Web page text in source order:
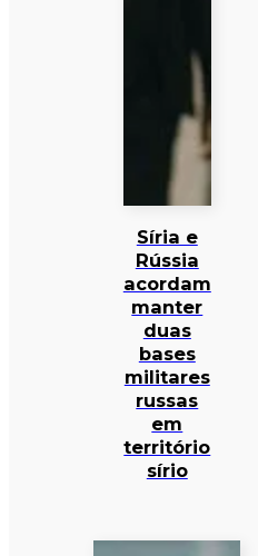
Síria e
Rússia
acordam
manter
duas
bases
militares
russas
em
território
sírio